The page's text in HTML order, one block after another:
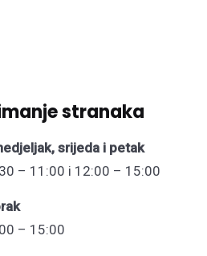
stranaka
srijeda i petak
– 11:00 i 12:00 – 15:00
– 15:00